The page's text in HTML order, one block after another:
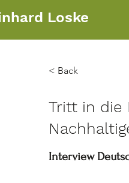
Loske
< Back
Tritt in die
Interview